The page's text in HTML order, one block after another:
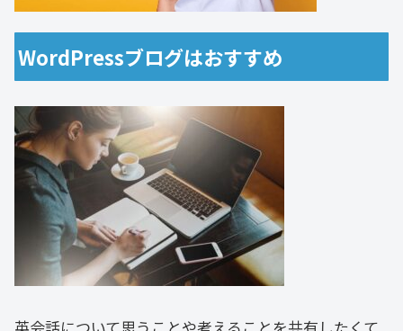
WordPressブログはおすすめ